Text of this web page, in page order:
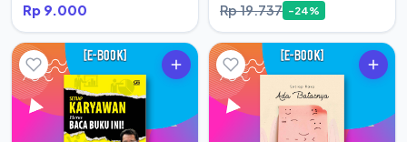
Rp 9.000 Rp 19.737 -24%